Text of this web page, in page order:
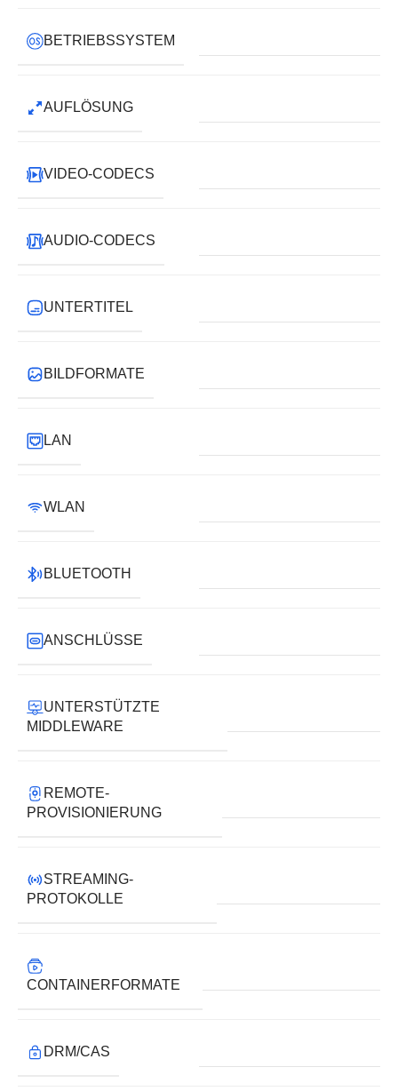
BETRIEBSSYSTEM
AUFLÖSUNG
VIDEO-CODECS
AUDIO-CODECS
UNTERTITEL
BILDFORMATE
LAN
WLAN
BLUETOOTH
ANSCHLÜSSE
UNTERSTÜTZTE
MIDDLEWARE
REMOTE-
PROVISIONIERUNG
STREAMING-
PROTOKOLLE
CONTAINERFORMATE
DRM/CAS